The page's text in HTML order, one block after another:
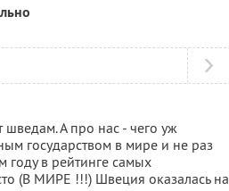
А про нас - чего уж
государством в мире и не раз
году в рейтинге самых
(В МИРЕ !!!) Швеция оказалась на